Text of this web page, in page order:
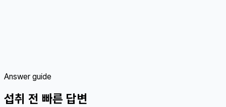
Answer guide
섭취 전 빠른 답변